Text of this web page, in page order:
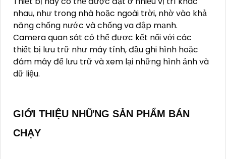
nhau, như trong nhà hoặc ngoài trời, nhờ vào khả
năng chống nước và chống va đập mạnh.
Camera quan sát có thể được kết nối với các
thiết bị lưu trữ như máy tính, đầu ghi hình hoặc
đám mây để lưu trữ và xem lại những hình ảnh và
dữ liệu.
GIỚI THIỆU NHỮNG SẢN PHẨM BÁN
CHẠY